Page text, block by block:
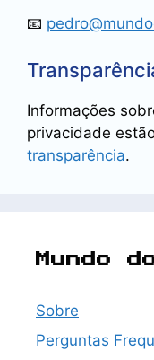
📧
Informações
privacidade
transparência.
Mundo
Sobre
Perguntas